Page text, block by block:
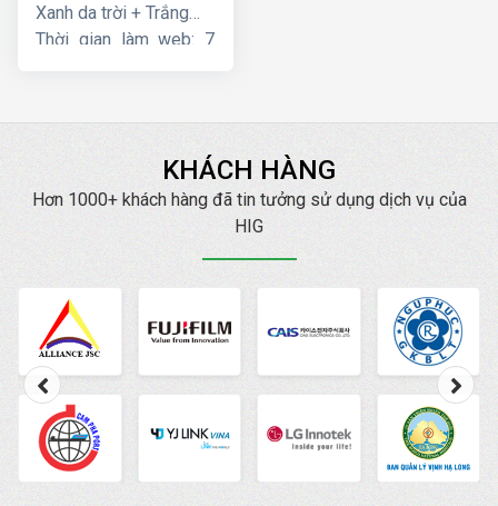
Xanh da trời + Trắng
Thời gian làm web: 7
KHÁCH HÀNG
Hơn 1000+ khách hàng đã tin tưởng sử dụng dịch vụ của
HIG